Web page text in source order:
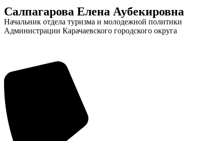
Салпагарова Елена Аубекировна
Начальник отдела туризма и молодежной политики
Администрации Карачаевского городского округа